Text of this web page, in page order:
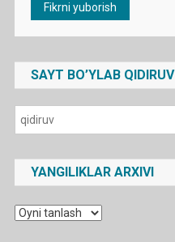
SAYT BO’YLAB QIDIRUV
YANGILIKLAR ARXIVI
Yangiliklar